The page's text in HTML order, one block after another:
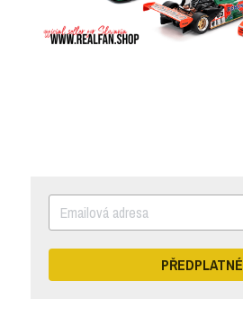
PŘEDPLATNÉ